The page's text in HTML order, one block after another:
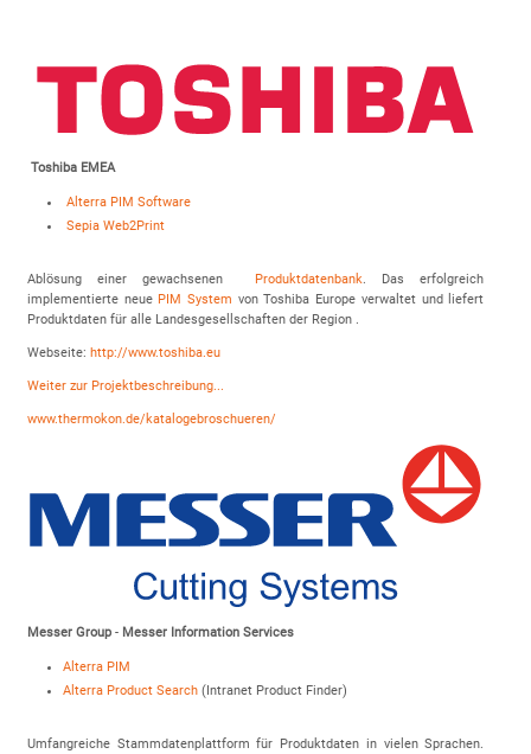
Toshiba EMEA
Alterra PIM Software
Sepia Web2Print
Ablösung einer gewachsenen Produktdatenbank . Das erfolgreich
implementierte neue PIM System von Toshiba Europe verwaltet und liefert
Produktdaten für alle Landesgesellschaften der Region .
Webseite: http://www.toshiba.eu
Weiter zur Projektbeschreibung...
www.thermokon.de/katalogebroschueren/
Messer Group- Messer Information Services
Alterra PIM
Alterra Product Search(Intranet Product Finder)
Umfangreiche Stammdatenplattform für Produktdaten in vielen Sprachen.